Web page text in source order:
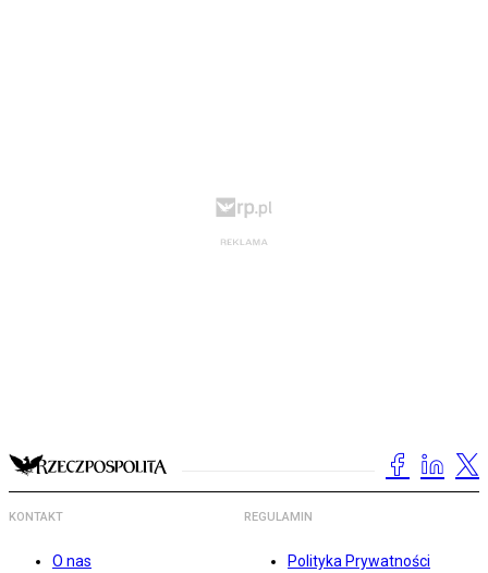
KONTAKT
O nas
REGULAMIN
Polityka Prywatności